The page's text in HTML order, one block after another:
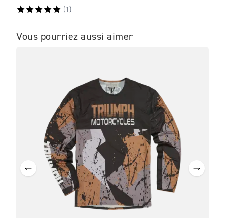
( 1 )
Vous pourriez aussi aimer